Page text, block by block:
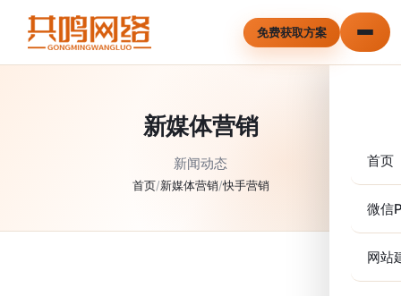
免费获取方案
首页
微信
网站
新媒体营销
新闻动态
首页/新媒体营销/快手营销